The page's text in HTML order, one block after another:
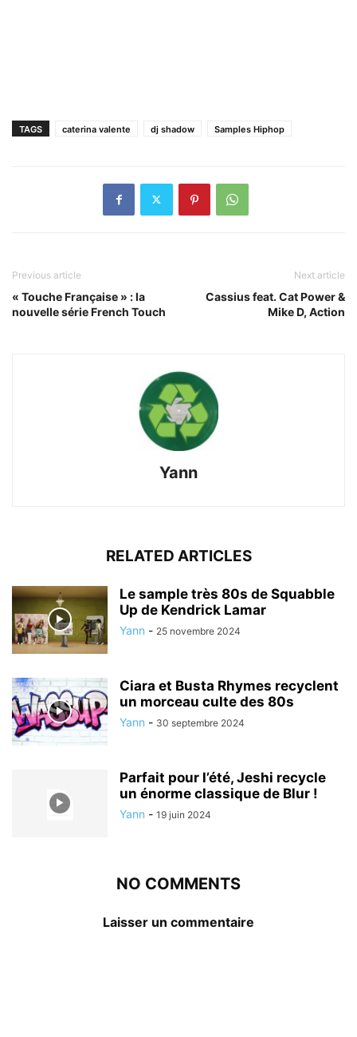
TAGS caterina valente dj shadow Samples Hiphop
Previous article
« Touche Française » : la
nouvelle série French Touch
Next article
Cassius feat. Cat Power &
Mike D, Action
Yann
RELATED ARTICLES
Le sample très 80s de Squabble
Up de Kendrick Lamar
Yann - 25 novembre 2024
Ciara et Busta Rhymes recyclent
un morceau culte des 80s
Yann - 30 septembre 2024
Parfait pour l’été, Jeshi recycle
un énorme classique de Blur !
Yann - 19 juin 2024
NO COMMENTS
Laisser un commentaire